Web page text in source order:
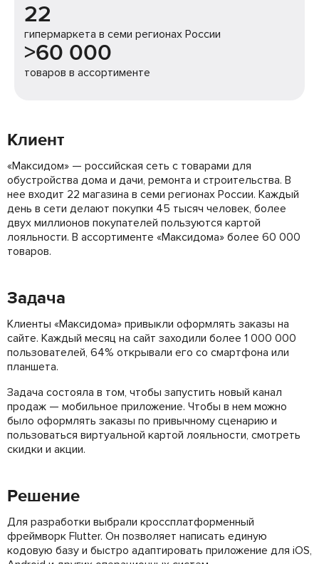
22
гипермаркета в семи регионах России
>60 000
товаров в ассортименте
Клиент
«Максидом» — российская сеть с товарами для
обустройства дома и дачи, ремонта и строительства. В
нее входит 22 магазина в семи регионах России. Каждый
день в сети делают покупки 45 тысяч человек, более
двух миллионов покупателей пользуются картой
лояльности. В ассортименте «Максидома» более 60 000
товаров.
Задача
Клиенты «Максидома» привыкли оформлять заказы на
сайте. Каждый месяц на сайт заходили более 1 000 000
пользователей, 64% открывали его со смартфона или
планшета.
Задача состояла в том, чтобы запустить новый канал
продаж — мобильное приложение. Чтобы в нем можно
было оформлять заказы по привычному сценарию и
пользоваться виртуальной картой лояльности, смотреть
скидки и акции.
Решение
Для разработки выбрали кроссплатформенный
фреймворк Flutter. Он позволяет написать единую
кодовую базу и быстро адаптировать приложение для iOS,